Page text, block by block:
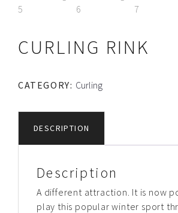
CURLING RINK
CATEGORY: Curling
DESCRIPTION
Description
A different attraction. It is now
play this popular winter sport